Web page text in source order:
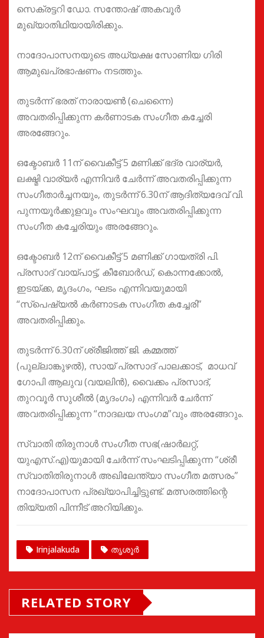
സെക്രട്ടറി ഡോ. സന്തോഷ് അകവൂർ
മുഖ്യാതിഥിയായിരിക്കും.
നാദോപാസനയുടെ അധ്യക്ഷ സോണിയ ഗിരി
ആമുഖപ്രഭാഷണം നടത്തും.
തുടർന്ന് ഭരത് നാരായൺ (ചെന്നൈ)
അവതരിപ്പിക്കുന്ന കർണാടക സംഗീത കച്ചേരി
അരങ്ങേറും.
ഒക്ടോബർ 11ന് വൈകീട്ട് 5 മണിക്ക് ഭദ്ര വാര്യർ,
ലക്ഷ്മി വാര്യർ എന്നിവർ ചേർന്ന് അവതരിപ്പിക്കുന്ന
സംഗീതാർച്ചനയും, തുടർന്ന് 6.30ന് ആദിത്യദേവ് വി.
പുന്നയൂർക്കുളവും സംഘവും അവതരിപ്പിക്കുന്ന
സംഗീത കച്ചേരിയും അരങ്ങേറും.
ഒക്ടോബർ 12ന് വൈകീട്ട് 5 മണിക്ക് ഗായത്രി പി.
പ്രസാദ് വായ്പാട്ട്, കീബോർഡ്, കൊന്നക്കോൽ,
ഇടയ്ക്ക, മൃദംഗം, ഘടം എന്നിവയുമായി
“സ്പെഷ്യൽ കർണാടക സംഗീത കച്ചേരി”
അവതരിപ്പിക്കും.
തുടർന്ന് 6.30ന് ശ്രീജിത്ത് ജി. കമ്മത്ത്
(പുല്ലാങ്കുഴൽ), സായ് പ്രസാദ് പാലക്കാട്, മാധവ്
ഗോപി ആലുവ (വയലിൻ), വൈക്കം പ്രസാദ്,
തുറവൂർ സുശീൽ (മൃദംഗം) എന്നിവർ ചേർന്ന്
അവതരിപ്പിക്കുന്ന “നാദലയ സംഗമ”വും അരങ്ങേറും.
സ്വാതി തിരുനാൾ സംഗീത സഭ(ഷാർലറ്റ്,
യുഎസ്.എ)യുമായി ചേർന്ന് സംഘടിപ്പിക്കുന്ന “ശ്രീ
സ്വാതിതിരുനാൾ അഖിലേന്ത്യാ സംഗീത മത്സരം”
നാദോപാസന പ്രഖ്യാപിച്ചിട്ടുണ്ട്. മത്സരത്തിന്റെ
തിയ്യതി പിന്നീട് അറിയിക്കും.
Irinjalakuda തൃശൂർ
RELATED STORY